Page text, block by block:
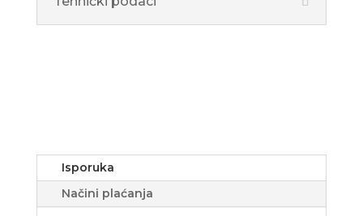
Isporuka
Načini plaćanja